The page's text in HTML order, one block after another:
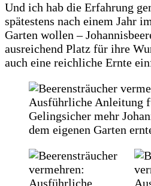
Und ich hab die Erfahrung
spätestens nach einem Jahr
Garten wollen –
ausreichend Platz für ihre
auch eine reichliche Ernte